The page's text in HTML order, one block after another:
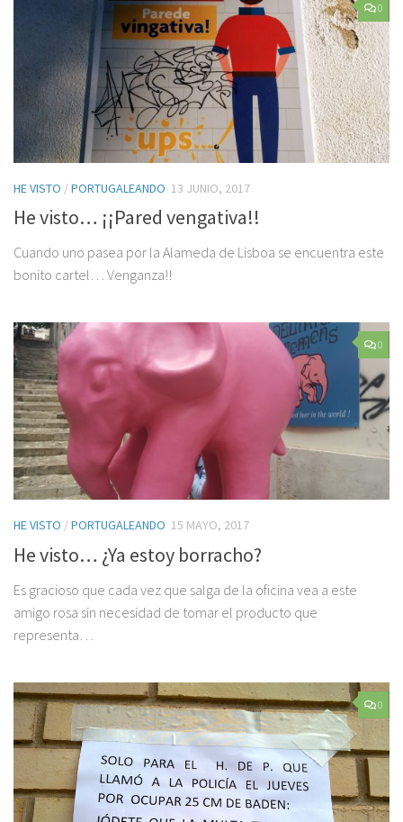
0
HE VISTO /PORTUGALEANDO 13 JUNIO, 2017
He visto… ¡¡Pared vengativa!!
Cuando uno pasea por la Alameda de Lisboa se encuentra este
bonito cartel… Venganza!!
0
HE VISTO /PORTUGALEANDO 15 MAYO, 2017
He visto… ¿Ya estoy borracho?
Es gracioso que cada vez que salga de la oficina vea a este
amigo rosa sin necesidad de tomar el producto que
representa…
0